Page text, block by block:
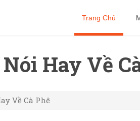
Trang Chủ
Hay Về
Về Cà Phê